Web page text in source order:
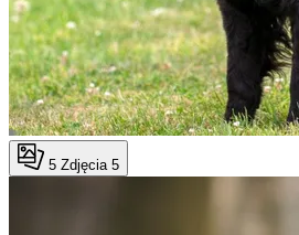
5 Zdjęcia 5